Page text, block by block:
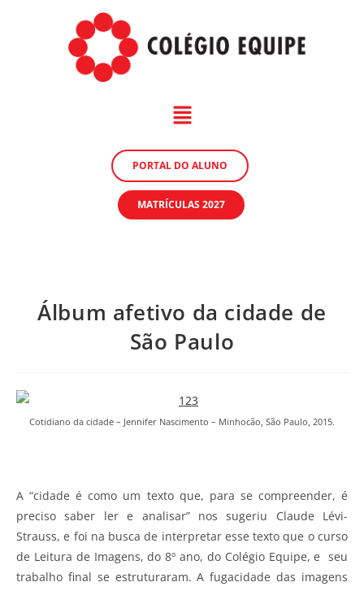
PORTAL DO ALUNO
MATRÍCULAS 2027
Álbum afetivo da cidade de
São Paulo
Cotidiano da cidade – Jennifer Nascimento – Minhocão, São Paulo, 2015.
A “cidade é como um texto que, para se compreender, é
preciso saber ler e analisar” nos sugeriu Claude Lévi-
Strauss, e foi na busca de interpretar esse texto que o curso
de Leitura de Imagens, do 8º ano, do Colégio Equipe, e seu
trabalho final se estruturaram. A fugacidade das imagens